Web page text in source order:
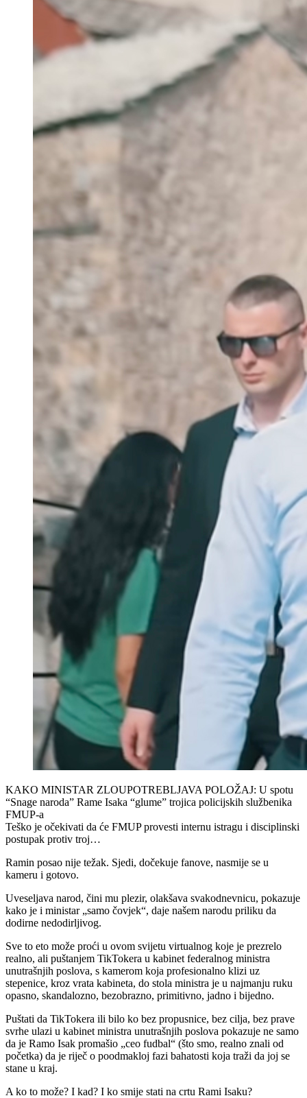
KAKO MINISTAR ZLOUPOTREBLJAVA POLOŽAJ: U spotu
“Snage naroda” Rame Isaka “glume” trojica policijskih službenika
FMUP-a
Teško je očekivati da će FMUP provesti internu istragu i disciplinski
postupak protiv troj…
Ramin posao nije težak. Sjedi, dočekuje fanove, nasmije se u
kameru i gotovo.
Uveseljava narod, čini mu plezir, olakšava svakodnevnicu, pokazuje
kako je i ministar „samo čovjek“, daje našem narodu priliku da
dodirne nedodirljivog.
Sve to eto može proći u ovom svijetu virtualnog koje je prezrelo
realno, ali puštanjem TikTokera u kabinet federalnog ministra
unutrašnjih poslova, s kamerom koja profesionalno klizi uz
stepenice, kroz vrata kabineta, do stola ministra je u najmanju ruku
opasno, skandalozno, bezobrazno, primitivno, jadno i bijedno.
Puštati da TikTokera ili bilo ko bez propusnice, bez cilja, bez prave
svrhe ulazi u kabinet ministra unutrašnjih poslova pokazuje ne samo
da je Ramo Isak promašio „ceo fudbal“ (što smo, realno znali od
početka) da je riječ o poodmakloj fazi bahatosti koja traži da joj se
stane u kraj.
A ko to može? I kad? I ko smije stati na crtu Rami Isaku?